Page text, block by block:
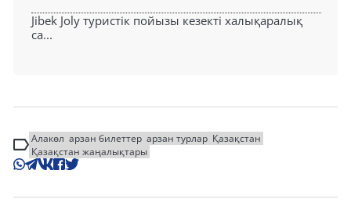
Jibek Joly туристік пойызы кезекті халықаралық
са...
Алакөл арзан билеттер арзан турлар Қазақстан
Қазақстан жаңалықтары